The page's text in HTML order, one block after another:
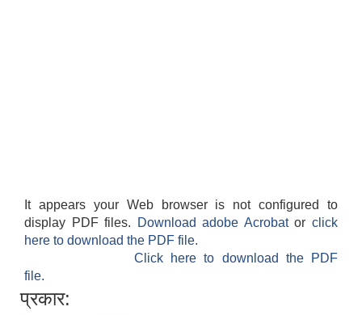
It appears your Web browser is not configured to
display PDF files.
Download adobe Acrobatorclick
here to download the PDF file.
Click here to download the PDF
file.
प्रकार: